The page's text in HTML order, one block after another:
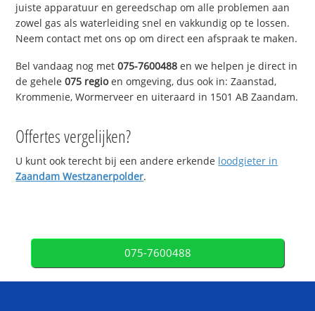
juiste apparatuur en gereedschap om alle problemen aan
zowel gas als waterleiding snel en vakkundig op te lossen.
Neem contact met ons op om direct een afspraak te maken.
Bel vandaag nog met075-7600488 en we helpen je direct in
de gehele075 regioen omgeving, dus ook in: Zaanstad,
Krommenie, Wormerveer en uiteraard in 1501 AB Zaandam.
Offertes vergelijken?
U kunt ook terecht bij een andere erkende loodgieter in
Zaandam Westzanerpolder.
075-7600488